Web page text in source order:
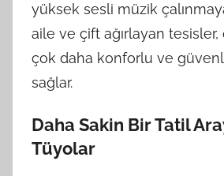
yüksek sesli müzik
aile ve çift ağırlayan
çok daha konforlu ve
sağlar.
Daha Sakin Bir Tatil
Tüyolar